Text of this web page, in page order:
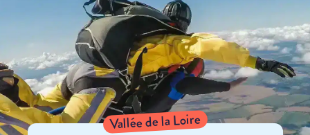
Vallée de la Loire